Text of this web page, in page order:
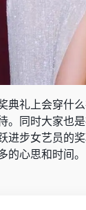
典礼上会穿什
。同时大家也
进步女艺员的
的心思和时间。